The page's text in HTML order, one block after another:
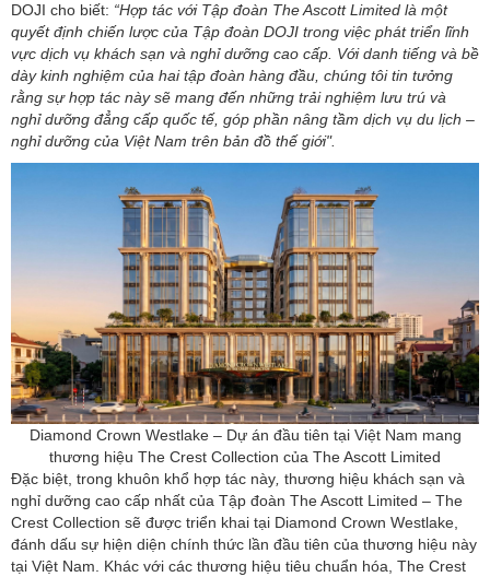
DOJI cho biết: “Hợp tác với Tập đoàn The Ascott Limited là một
quyết định chiến lược của Tập đoàn DOJI trong việc phát triển lĩnh
vực dịch vụ khách sạn và nghỉ dưỡng cao cấp. Với danh tiếng và bề
dày kinh nghiệm của hai tập đoàn hàng đầu, chúng tôi tin tưởng
rằng sự hợp tác này sẽ mang đến những trải nghiệm lưu trú và
nghỉ dưỡng đẳng cấp quốc tế, góp phần nâng tầm dịch vụ du lịch –
nghỉ dưỡng của Việt Nam trên bản đồ thế giới".
Diamond Crown Westlake – Dự án đầu tiên tại Việt Nam mang
thương hiệu The Crest Collection của The Ascott Limited
Đặc biệt, trong khuôn khổ hợp tác này thương hiệu khách sạn và
nghỉ dưỡng cao cấp nhất của Tập đoàn The Ascott Limited – The
Crest Collection sẽ được triển khai tại Diamond Crown Westlake,
đánh dấu sự hiện diện chính thức lần đầu tiên của thương hiệu này
tại Việt Nam. Khác với các thương hiệu tiêu chuẩn hóa, The Crest